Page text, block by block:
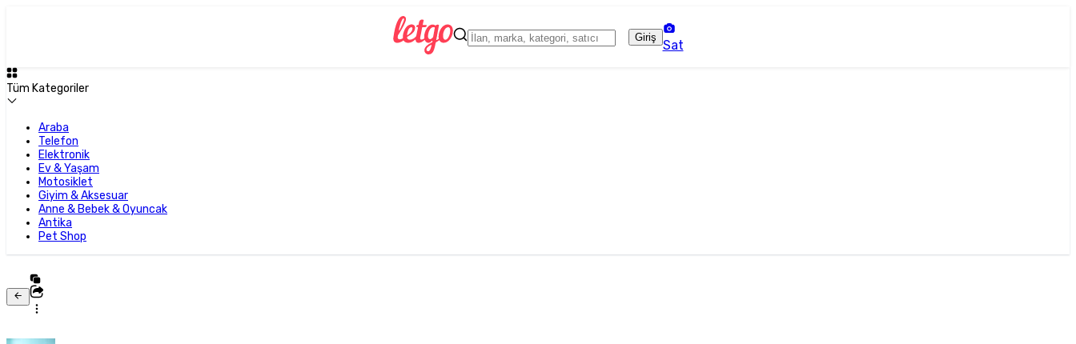
Giriş
Sat
Tüm Kategoriler
Araba
Telefon
Elektronik
Ev & Yaşam
Motosiklet
Giyim & Aksesuar
Anne & Bebek & Oyuncak
Antika
Pet Shop